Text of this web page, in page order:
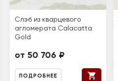
Слэб из кварцевого
агломерата Calacatta
Gold
от 50 706 ₽
ПОДРОБНЕЕ